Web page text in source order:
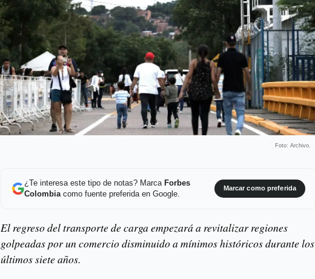
Foto: Archivo.
¿Te interesa este tipo de notas? Marca Forbes
Colombiacomo fuente preferida en Google.
Marcar como preferida
El regreso del transporte de carga empezará a revitalizar regiones
golpeadas por un comercio disminuido a mínimos históricos durante los
últimos siete años.